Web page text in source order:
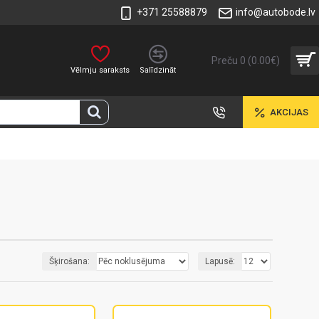
+371 25588879 info@autobode.lv
Vēlmju saraksts Salīdzināt
Preču 0 (0.00€)
AKCIJAS
Šķirošana: Lapusē: